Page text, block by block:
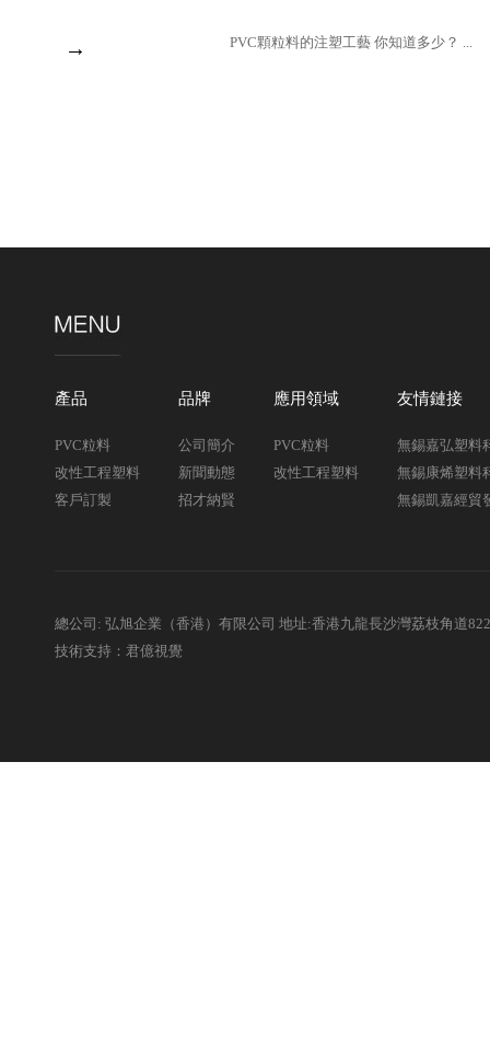
→ PVC顆粒料的注塑工藝 你知道多少？ ...
產品
PVC粒料
改性工程塑料
客戶訂製
品牌
公司簡介
新聞動態
招才納賢
應用領域
PVC粒料
改性工程塑料
友情鏈接
無錫嘉弘塑料
無錫康烯塑料
無錫凱嘉經貿
總公司: 弘旭企業（香港）有限公司 地址:香港九龍長沙灣荔枝角道
技術支持：君億視覺